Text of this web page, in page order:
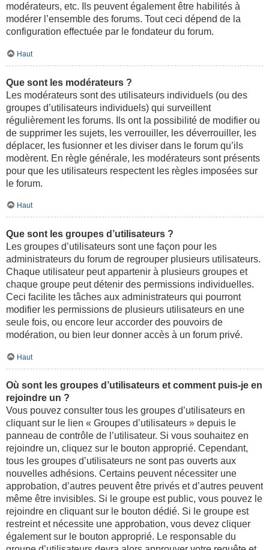
modérateurs, etc. Ils peuvent également être habilités à
modérer l’ensemble des forums. Tout ceci dépend de la
configuration effectuée par le fondateur du forum.
Haut
Que sont les modérateurs ?
Les modérateurs sont des utilisateurs individuels (ou des
groupes d’utilisateurs individuels) qui surveillent
régulièrement les forums. Ils ont la possibilité de modifier ou
de supprimer les sujets, les verrouiller, les déverrouiller, les
déplacer, les fusionner et les diviser dans le forum qu’ils
modèrent. En règle générale, les modérateurs sont présents
pour que les utilisateurs respectent les règles imposées sur
le forum.
Haut
Que sont les groupes d’utilisateurs ?
Les groupes d’utilisateurs sont une façon pour les
administrateurs du forum de regrouper plusieurs utilisateurs.
Chaque utilisateur peut appartenir à plusieurs groupes et
chaque groupe peut détenir des permissions individuelles.
Ceci facilite les tâches aux administrateurs qui pourront
modifier les permissions de plusieurs utilisateurs en une
seule fois, ou encore leur accorder des pouvoirs de
modération, ou bien leur donner accès à un forum privé.
Haut
Où sont les groupes d’utilisateurs et comment puis-je en
rejoindre un ?
Vous pouvez consulter tous les groupes d’utilisateurs en
cliquant sur le lien « Groupes d’utilisateurs » depuis le
panneau de contrôle de l’utilisateur. Si vous souhaitez en
rejoindre un, cliquez sur le bouton approprié. Cependant,
tous les groupes d’utilisateurs ne sont pas ouverts aux
nouvelles adhésions. Certains peuvent nécessiter une
approbation, d’autres peuvent être privés et d’autres peuvent
même être invisibles. Si le groupe est public, vous pouvez le
rejoindre en cliquant sur le bouton dédié. Si le groupe est
restreint et nécessite une approbation, vous devez cliquer
également sur le bouton approprié. Le responsable du